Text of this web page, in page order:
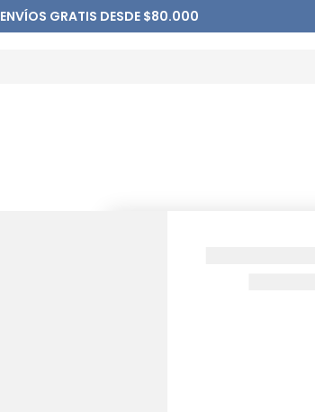
ENVÍOS GRATIS DESDE $80.000